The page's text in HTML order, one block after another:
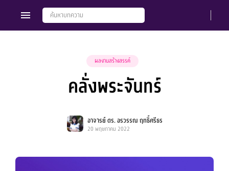
ผลงานสร้างสรรค์
คลั่งพระจันทร์
อาจารย์ ดร. อรวรรณ ฤทธิ์ศรีธร
20 พฤษภาคม 2022
Groups